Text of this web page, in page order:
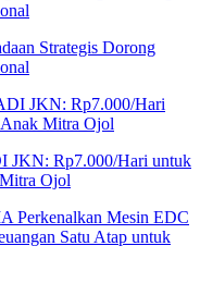
Strategis Dorong
JKN: Rp7.000/Hari untuk
Ojol